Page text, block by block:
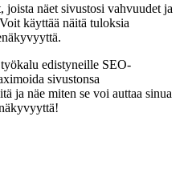
näet sivustosi vahvuudet ja
käyttää näitä tuloksia
edistyneille SEO-
sivustonsa
ja näe miten se voi auttaa sinua